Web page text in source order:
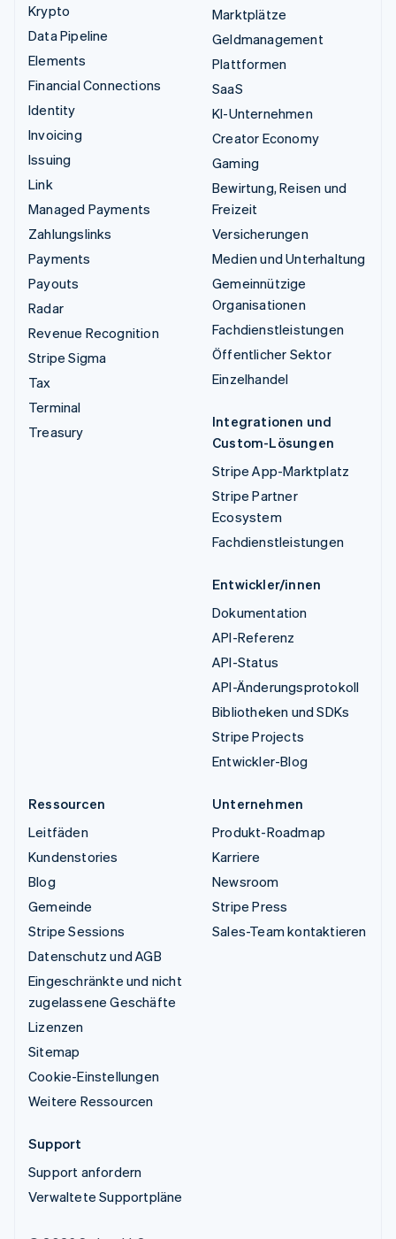
Krypto
Data Pipeline
Elements
Financial Connections
Identity
Invoicing
Issuing
Link
Managed Payments
Zahlungslinks
Payments
Payouts
Radar
Revenue Recognition
Stripe Sigma
Tax
Terminal
Treasury
Marktplätze
Geldmanagement
Plattformen
SaaS
KI-Unternehmen
Creator Economy
Gaming
Bewirtung, Reisen und
Freizeit
Versicherungen
Medien und Unterhaltung
Gemeinnützige
Organisationen
Fachdienstleistungen
Öffentlicher Sektor
Einzelhandel
Integrationen und
Custom-Lösungen
Stripe App-Marktplatz
Stripe Partner
Ecosystem
Fachdienstleistungen
Entwickler/innen
Dokumentation
API-Referenz
API-Status
API-Änderungsprotokoll
Bibliotheken und SDKs
Stripe Projects
Entwickler-Blog
Ressourcen
Leitfäden
Kundenstories
Blog
Gemeinde
Stripe Sessions
Datenschutz und AGB
Eingeschränkte und nicht
zugelassene Geschäfte
Lizenzen
Sitemap
Cookie-Einstellungen
Weitere Ressourcen
Unternehmen
Produkt-Roadmap
Karriere
Newsroom
Stripe Press
Sales-Team kontaktieren
Support
Support anfordern
Verwaltete Supportpläne